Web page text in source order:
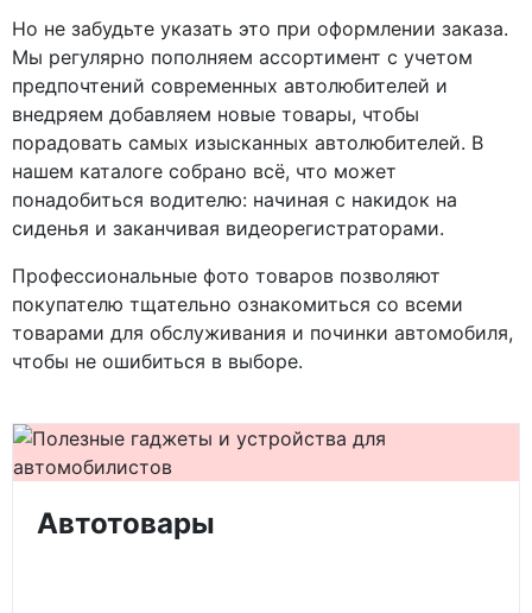
Но не забудьте указать это при оформлении заказа.
Мы регулярно пополняем ассортимент с учетом
предпочтений современных автолюбителей и
внедряем добавляем новые товары, чтобы
порадовать самых изысканных автолюбителей. В
нашем каталоге собрано всё, что может
понадобиться водителю: начиная с накидок на
сиденья и заканчивая видеорегистраторами.
Профессиональные фото товаров позволяют
покупателю тщательно ознакомиться со всеми
товарами для обслуживания и починки автомобиля,
чтобы не ошибиться в выборе.
Автотовары